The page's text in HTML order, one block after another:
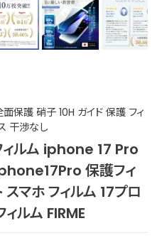
面保護 硝子 10H ガイド 保護 フィ
干渉なし
ルム iphone 17 Pro
保護フィ
マホ フィルム 17プロ
ルム FIRME